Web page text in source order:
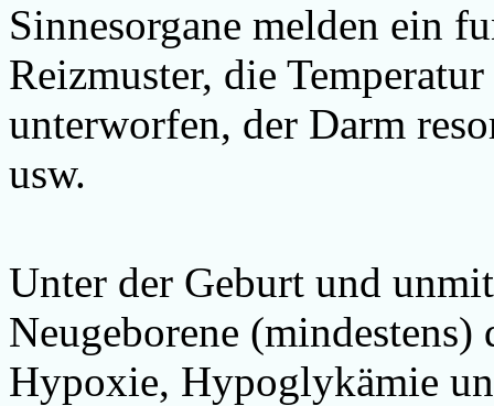
Sinnesorgane melden ein
Reizmuster, die
unterworfen, der Darm
usw.
Unter der Geburt und
Neugeborene
Hypoxie, Hypoglykämie